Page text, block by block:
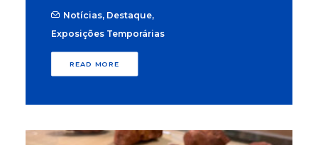
Notícias, Destaque,
Exposições Temporárias
READ MORE